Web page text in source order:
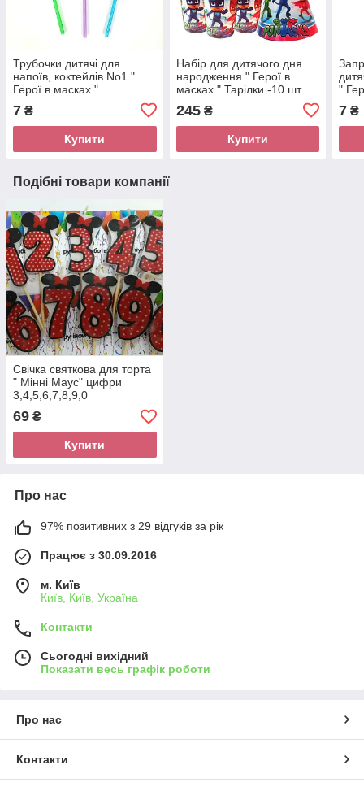
Трубочки дитячі для
напоїв, коктейлів No1 "
Герої в масках "
7 ₴
Купити
Набір для дитячого дня
народження " Герої в
масках " Тарілки -10 шт.
Ковпачки — 10 шт.
245₴
Купити
"
7 ₴
Подібні товари компанії
Свічка святкова для торта
" Мінні Маус" цифри
3,4,5,6,7,8,9,0
69 ₴
Купити
Про нас
97% позитивних з 29 відгуків за рік
Працює з 30.09.2016
м. Київ
Київ, Київ, Україна
Контакти
Сьогодні вихідний
Показати весь графік роботи
Про нас
Контакти